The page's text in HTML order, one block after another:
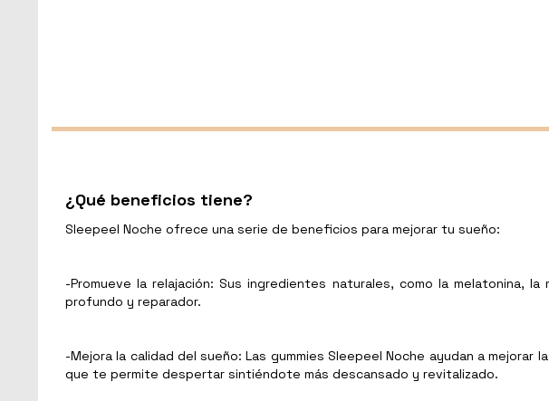
¿Qué beneficios tiene?
Sleepeel Noche ofrece una serie de beneficios para mejorar tu sueño:
-Promueve la relajación: Sus ingredientes naturales, como la melatonina,
profundo y reparador.
-Mejora la calidad del sueño: Las gummies Sleepeel Noche ayudan a
que te permite despertar sintiéndote más descansado y revitalizado.